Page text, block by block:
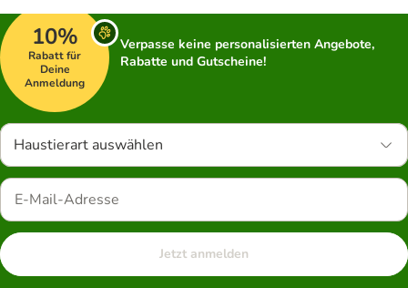
10%
Rabatt für
Deine
Anmeldung
Verpasse keine personalisierten Angebote,
Rabatte und Gutscheine!
Haustierart auswählen
Jetzt anmelden